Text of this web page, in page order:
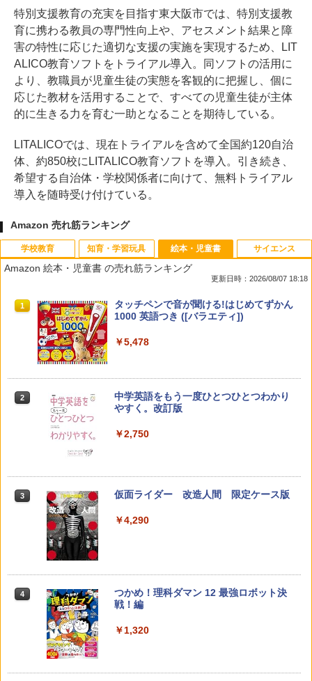
特別支援教育の充実を目指す東大阪市では、特別支援教
育に携わる教員の専門性向上や、アセスメント結果と障
害の特性に応じた適切な支援の実施を実現するため、LIT
ALICO教育ソフトをトライアル導入。同ソフトの活用に
より、教職員が児童生徒の実態を客観的に把握し、個に
応じた教材を活用することで、すべての児童生徒が主体
的に生きる力を育む一助となることを期待している。
LITALICOでは、現在トライアルを含めて全国約120自治
体、約850校にLITALICO教育ソフトを導入。引き続き、
希望する自治体・学校関係者に向けて、無料トライアル
導入を随時受け付けている。
Amazon 売れ筋ランキング
学校教育
1 先生のためのGoogle AI完全攻略図鑑
2 子どもが変わる魔法の言葉
￥2,200
3
カウンセリングとは何か 変化するという
4
「ことばで伝える」ができない子どもた
ち 誰が〈ことばの力〉を育てるのか
￥1,870
知育・学習玩具
1
Amazon Fire HD 10 キッズモデル (10イ
ンチ) ピンク 対象年齢3歳から 数千点の
2
パイロット スイスイおえかき for Study
何回も書ける! れんしゅうボード ひらが
な・カタカナ・すうじ・ABC 3歳以上 知
育
【くもん出版公式特別セット】くもん出
版(KUMON PUBLISHING) くもんの日本
￥4,046
Amazon Fire HD 10 キッズプロ (10イン
ンツが1年間使い放題
絵本・児童書
Amazon 絵本・児童書 の売れ筋ランキング
更新日時：2026/08/07 18:18
1
タッチペンで音が聞ける!はじめてずかん
1000 英語つき ([バラエティ])
￥5,478
2
中学英語をもう一度ひとつひとつわかり
やすく。改訂版
￥2,750
3 仮面ライダー 改造人間 限定ケース版
￥4,290
4
つかめ！理科ダマン 12 最強ロボット決
戦！編
￥1,320
サイエンス